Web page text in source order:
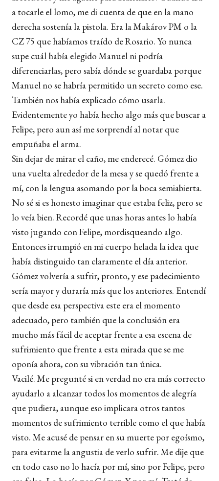
a tocarle el lomo, me di cuenta de que en la mano
derecha sostenía la pistola. Era la Makárov PM o la
CZ 75 que habíamos traído de Rosario. Yo nunca
supe cuál había elegido Manuel ni podría
diferenciarlas, pero sabía dónde se guardaba porque
Manuel no se habría permitido un secreto como ese.
También nos había explicado cómo usarla.
Evidentemente yo había hecho algo más que buscar a
Felipe, pero aun así me sorprendí al notar que
empuñaba el arma.
Sin dejar de mirar el caño, me enderecé. Gómez dio
una vuelta alrededor de la mesa y se quedó frente a
mí, con la lengua asomando por la boca semiabierta.
No sé si es honesto imaginar que estaba feliz, pero se
lo veía bien. Recordé que unas horas antes lo había
visto jugando con Felipe, mordisqueando algo.
Entonces irrumpió en mi cuerpo helada la idea que
había distinguido tan claramente el día anterior.
Gómez volvería a sufrir, pronto, y ese padecimiento
sería mayor y duraría más que los anteriores. Entendí
que desde esa perspectiva este era el momento
adecuado, pero también que la conclusión era
mucho más fácil de aceptar frente a esa escena de
sufrimiento que frente a esta mirada que se me
oponía ahora, con su vibración tan única.
Vacilé. Me pregunté si en verdad no era más correcto
ayudarlo a alcanzar todos los momentos de alegría
que pudiera, aunque eso implicara otros tantos
momentos de sufrimiento terrible como el que había
visto. Me acusé de pensar en su muerte por egoísmo,
para evitarme la angustia de verlo sufrir. Me dije que
en todo caso no lo hacía por mí, sino por Felipe, pero